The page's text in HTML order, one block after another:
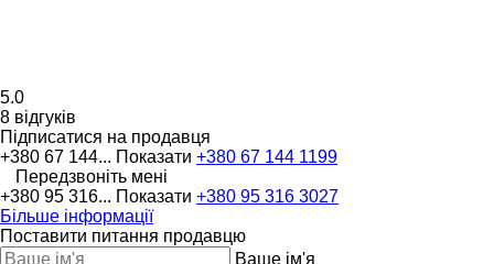
5.0
8 відгуків
Підписатися на продавця
+380 67 144... Показати +380 67 144 1199
Передзвоніть мені
+380 95 316... Показати +380 95 316 3027
Більше інформації
Поставити питання продавцю
Ваше ім'я